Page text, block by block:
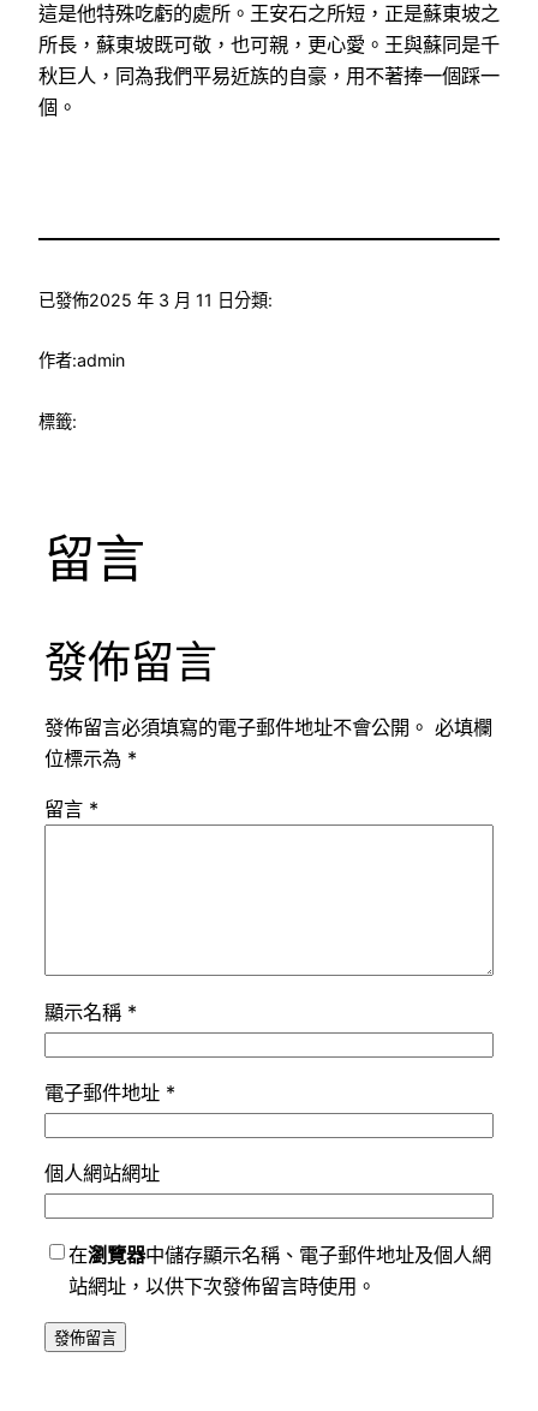
這是他特殊吃虧的處所。王安石之所短，正是蘇東坡之
所長，蘇東坡既可敬，也可親，更心愛。王與蘇同是千
秋巨人，同為我們平易近族的自豪，用不著捧一個踩一
個。
已發佈2025 年 3 月 11 日分類:
作者:admin
標籤:
留言
發佈留言
發佈留言必須填寫的電子郵件地址不會公開。 必填欄
位標示為 *
留言 *
顯示名稱 *
電子郵件地址 *
個人網站網址
在瀏覽器中儲存顯示名稱、電子郵件地址及個人網
站網址，以供下次發佈留言時使用。